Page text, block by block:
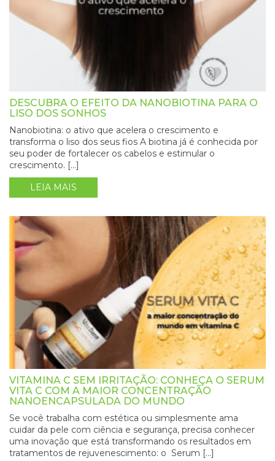
DESCUBRA O EFEITO DA NANOBIOTINA PARA O
LISO DOS SONHOS
Nanobiotina: o ativo que acelera o crescimento e
transforma o liso dos seus fios A biotina já é conhecida por
seu poder de fortalecer os cabelos e estimular o
crescimento. […]
LEIA MAIS
VITAMINA C SEM IRRITAÇÃO: CONHEÇA O SERUM
VITA C COM A MAIOR CONCENTRAÇÃO
NANOENCAPSULADA DO MUNDO
Se você trabalha com estética ou simplesmente ama
cuidar da pele com ciência e segurança, precisa conhecer
uma inovação que está transformando os resultados em
tratamentos de rejuvenescimento: o Serum […]